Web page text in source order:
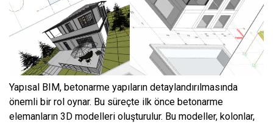
Yapısal BIM, betonarme yapıların detaylandırılmasında
önemli bir rol oynar. Bu süreçte ilk önce betonarme
elemanların 3D modelleri oluşturulur. Bu modeller, kolonlar,